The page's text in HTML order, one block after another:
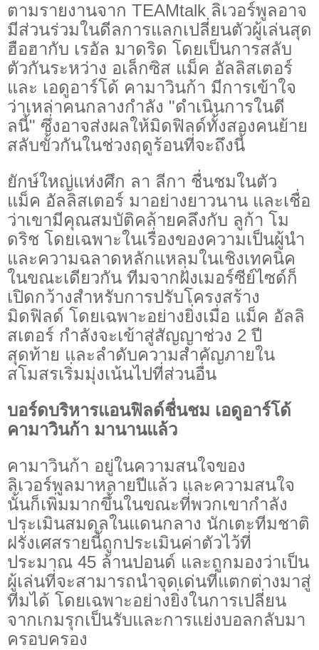
ตามรายงานจาก TEAMtalk ลิเวอร์พูลอาจ
มีส่วนร่วมในดีลการแลกเปลี่ยนตัวผู้เล่นสุด
ฮือฮากับ เรอัล มาดริด โดยเป็นการสลับ
ตัวกันระหว่าง อเล็กซิส แม็ค อัลลิสเตอร์
และ เอดูอาร์โด้ คามาวินก้า มีการเข้าใจ
ว่าเหล่าคนกลางกำลัง "ดำเนินการในดี
ลนี้" ซึ่งอาจส่งผลให้มิดฟิลด์ทั้งสองคนย้าย
สลับขั้วกันในช่วงฤดูร้อนที่จะถึงนี้
ยักษ์ใหญ่แห่งศึก ลา ลีกา ชื่นชมในตัว
แม็ค อัลลิสเตอร์ มาอย่างยาวนาน และเชื่อ
ว่าเขามีคุณสมบัติคล้ายคลึงกับ ลูก้า โม
ดริช โดยเฉพาะในเรื่องของความเป็นผู้นำ
และความฉลาดหลักแหลมในเชิงเทคนิค
ในขณะเดียวกัน ทีมจากฝั่งเมอร์ซีย์ไซด์ก็
เปิดกว้างสำหรับการปรับโครงสร้าง
มิดฟิลด์ โดยเฉพาะอย่างยิ่งเมื่อ แม็ค อัลลิ
สเตอร์ กำลังจะเข้าสู่สัญญาช่วง 2 ปี
สุดท้าย และลำดับความสำคัญภายใน
สโมสรเริ่มมุ่งเน้นไปที่ส่วนอื่น
บอร์ดบริหารแอนฟิลด์ชื่นชม เอดูอาร์โด้
คามาวินก้า มานานแล้ว
คามาวินก้า อยู่ในความสนใจของ
ลิเวอร์พูลมาหลายปีแล้ว และความสนใจ
นั้นก็เพิ่มมากขึ้นในขณะที่พวกเขากำลัง
ประเมินสมดุลในแดนกลาง นักเตะทีมชาติ
ฝรั่งเศสรายนี้ถูกประเมินค่าตัวไว้ที่
ประมาณ 45 ล้านปอนด์ และถูกมองว่าเป็น
ผู้เล่นที่จะสามารถนำจุดเด่นที่แตกต่างมาสู่
ทีมได้ โดยเฉพาะอย่างยิ่งในการเปลี่ยน
จากเกมรุกเป็นรับและการแย่งบอลกลับมา
ครอบครอง